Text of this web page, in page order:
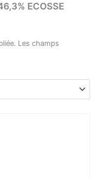
ECOSSE
Les champs